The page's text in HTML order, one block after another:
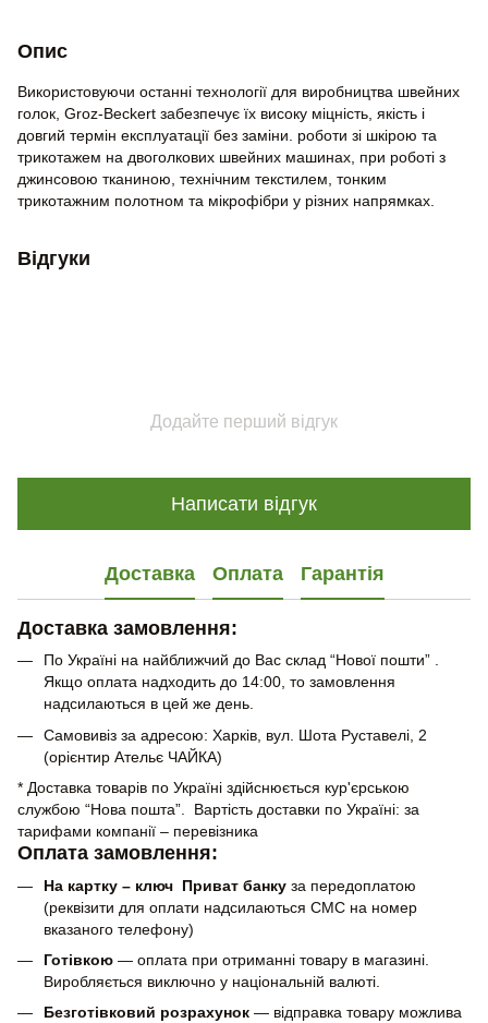
Опис
Використовуючи останні технології для виробництва швейних
голок, Groz-Beckert забезпечує їх високу міцність, якість і
довгий термін експлуатації без заміни. роботи зі шкірою та
трикотажем на двоголкових швейних машинах, при роботі з
джинсовою тканиною, технічним текстилем, тонким
трикотажним полотном та мікрофібри у різних напрямках.
Відгуки
Додайте перший відгук
Написати відгук
Доставка Оплата Гарантія
Доставка замовлення:
По Україні на найближчий до Вас склад “Нової пошти” .
Якщо оплата надходить до 14:00, то замовлення
надсилаються в цей же день.
Самовивіз за адресою: Харків, вул. Шота Руставелі, 2
(орієнтир Ательє ЧАЙКА)
* Доставка товарів по Україні здійснюється кур'єрською
службою “Нова пошта”. Вартість доставки по Україні: за
тарифами компанії – перевізника
Оплата замовлення:
На картку – ключ Приват банку за передоплатою
(реквізити для оплати надсилаються СМС на номер
вказаного телефону)
Готівкою — оплата при отриманні товару в магазині.
Виробляється виключно у національній валюті.
Безготівковий розрахунок — відправка товару можлива